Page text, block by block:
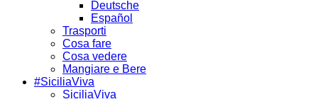
Deutsche
Español
Trasporti
Cosa fare
Cosa vedere
Mangiare e Bere
#SiciliaViva
SiciliaViva